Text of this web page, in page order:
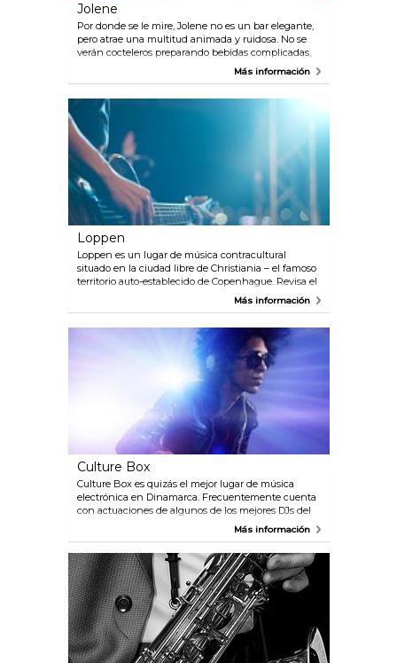
Jolene
Por donde se le mire, Jolene no es un bar elegante,
pero atrae una multitud animada y ruidosa. No se
verán cocteleros preparando bebidas complicadas,
sino gente bebiendo cerveza directamente de la
fiesta.
Más información
Loppen
Loppen es un lugar de música contracultural
situado en la ciudad libre de Christiania – el famoso
territorio auto-establecido de Copenhague. Revisa el
calendario para ver qué hay cuando estés en la
Más información
Culture Box
Culture Box es quizás el mejor lugar de música
electrónica en Dinamarca. Frecuentemente cuenta
con actuaciones de algunos de los mejores DJs del
país y del mundo, y siempre atrae grandes
multitudes de amantes de la música electrónica y el
tecno.
Más información